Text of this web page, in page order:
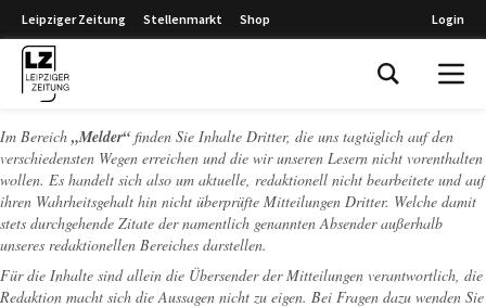
Leipziger Zeitung Stellenmarkt Shop Login
Im Bereich „Melder“ finden Sie Inhalte Dritter, die uns tagtäglich auf den
verschiedensten Wegen erreichen und die wir unseren Lesern nicht vorenthalten
wollen. Es handelt sich also um aktuelle, redaktionell nicht bearbeitete und auf
ihren Wahrheitsgehalt hin nicht überprüfte Mitteilungen Dritter. Welche damit
stets durchgehende Zitate der namentlich genannten Absender außerhalb
unseres redaktionellen Bereiches darstellen.
Für die Inhalte sind allein die Übersender der Mitteilungen verantwortlich, die
Redaktion macht sich die Aussagen nicht zu eigen. Bei Fragen dazu wenden Sie